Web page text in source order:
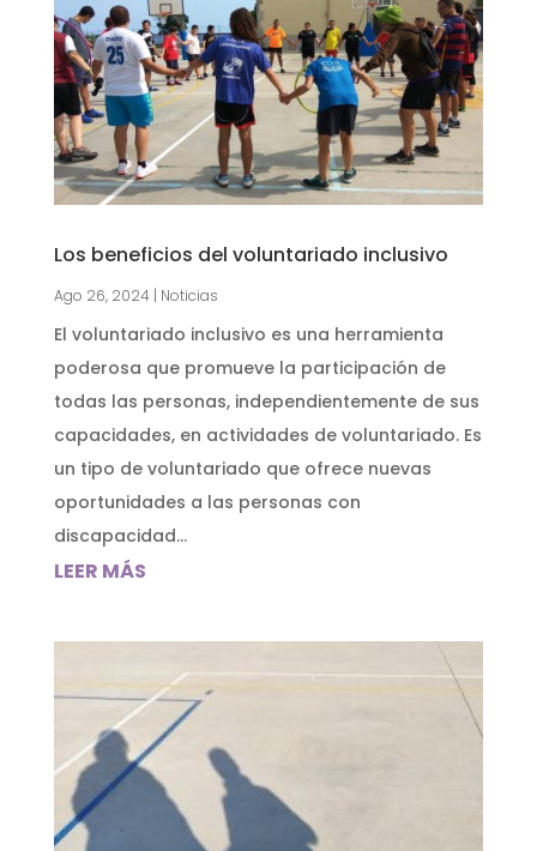
Los beneficios del voluntariado inclusivo
Ago 26, 2024| Noticias
El voluntariado inclusivo es una herramienta
poderosa que promueve la participación de
todas las personas, independientemente de sus
capacidades, en actividades de voluntariado. Es
un tipo de voluntariado que ofrece nuevas
oportunidades a las personas con
discapacidad...
LEER MÁS